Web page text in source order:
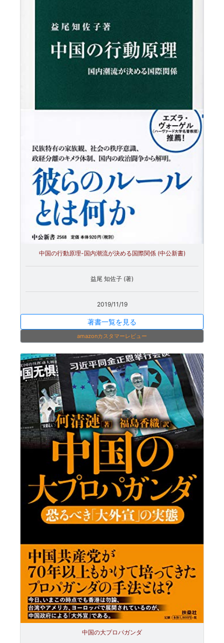
中国の行動原理-国内潮流が決める国際関係 (中公新書)
益尾 知佐子 (著)
2019/11/19
著書一覧を見る
amazonカスタマーレビュー
中国の大プロパガンダ